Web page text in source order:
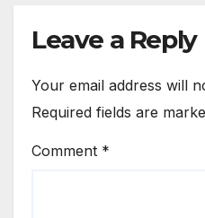
Leave a Reply
Your email address will
Required fields are
Comment *